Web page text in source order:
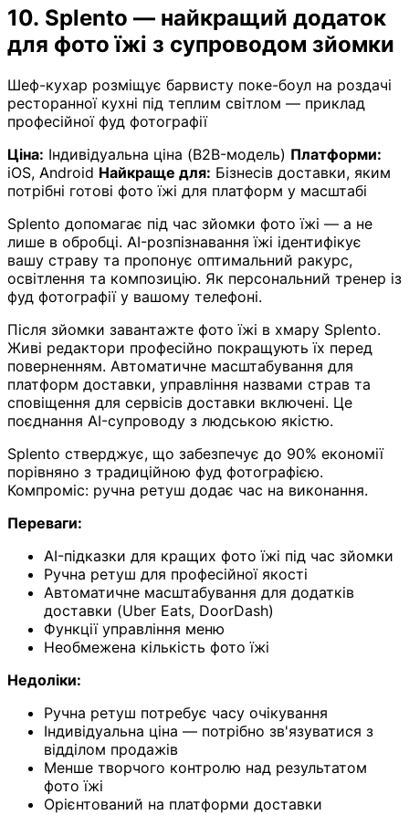
10. Splento — найкращий додаток
для фото їжі з супроводом зйомки
Шеф-кухар розміщує барвисту поке-боул на роздачі
ресторанної кухні під теплим світлом — приклад
професійної фуд фотографії
Ціна: Індивідуальна ціна (B2B-модель) Платформи:
iOS, Android Найкраще для: Бізнесів доставки, яким
потрібні готові фото їжі для платформ у масштабі
Splento допомагає під час зйомки фото їжі — а не
лише в обробці. AI-розпізнавання їжі ідентифікує
вашу страву та пропонує оптимальний ракурс,
освітлення та композицію. Як персональний тренер із
фуд фотографії у вашому телефоні.
Після зйомки завантажте фото їжі в хмару Splento.
Живі редактори професійно покращують їх перед
поверненням. Автоматичне масштабування для
платформ доставки, управління назвами страв та
сповіщення для сервісів доставки включені. Це
поєднання AI-супроводу з людською якістю.
Splento стверджує, що забезпечує до 90% економії
порівняно з традиційною фуд фотографією.
Компроміс: ручна ретуш додає час на виконання.
Переваги:
AI-підказки для кращих фото їжі під час зйомки
Ручна ретуш для професійної якості
Автоматичне масштабування для додатків
доставки (Uber Eats, DoorDash)
Функції управління меню
Необмежена кількість фото їжі
Недоліки:
Ручна ретуш потребує часу очікування
Індивідуальна ціна — потрібно зв'язуватися з
відділом продажів
Менше творчого контролю над результатом
фото їжі
Орієнтований на платформи доставки